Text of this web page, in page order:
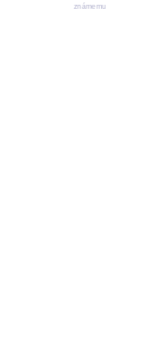
známemu